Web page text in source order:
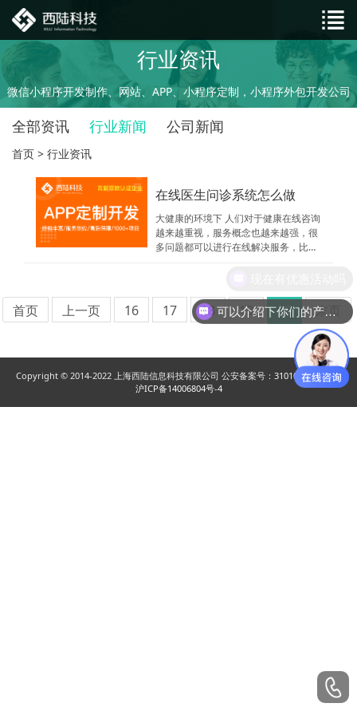
行业资讯
微信小程序开发制作、网站、APP、小程序定制，小程序外包开发公司
全部资讯 行业新闻 公司新闻
首页 > 行业资讯
在线医生问诊系统怎么做
大健康的环境下 人们对于健康在线咨询
越来越重视，服务概念也越来越强，很
多问题都可以进行在线解决服务，比如
首页 上一页 16 17 18 19 20 末页
Copyright © 2014-2022 上海西陆信息科技有限公司 公安备案号： 31010402005689
沪ICP备14006804号-4
可以介绍下你们的产品么